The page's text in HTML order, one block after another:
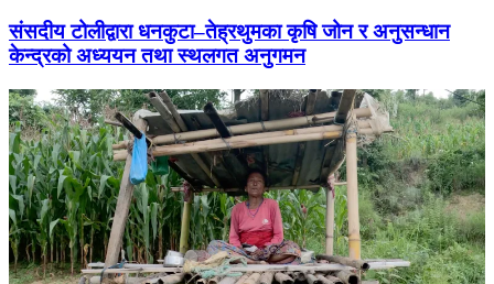
संसदीय टोलीद्वारा धनकुटा–तेह्रथुमका कृषि जोन र अनुसन्धान
केन्द्रको अध्ययन तथा स्थलगत अनुगमन